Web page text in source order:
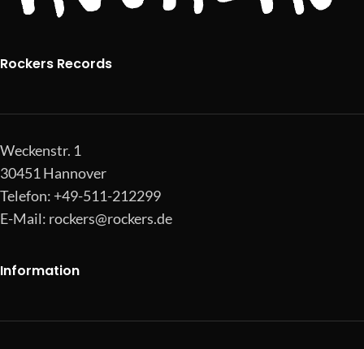
Rockers Records
Weckenstr. 1
30451 Hannover
Telefon: +49-511-212299
E-Mail: rockers@rockers.de
Information